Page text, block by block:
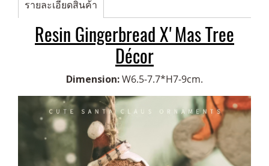
รายละเอียดสินค้า
Resin Gingerbread X'Mas Tree
Décor
Dimension:W6.5-7.7*H7-9cm.